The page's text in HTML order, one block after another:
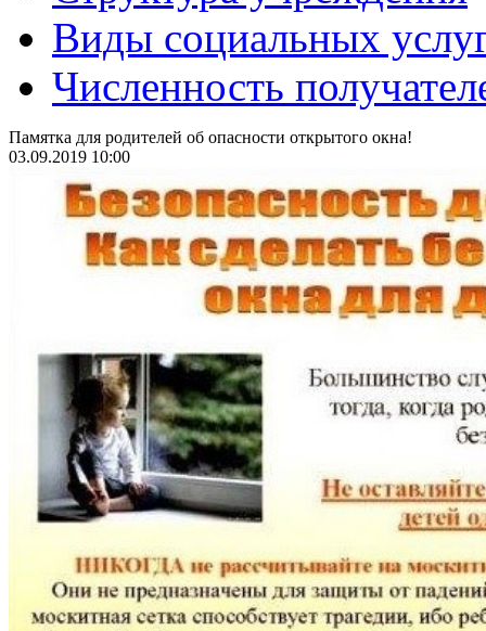
Виды социальных
Численность
Памятка для родителей об опасности открытого окна!
03.09.2019 10:00